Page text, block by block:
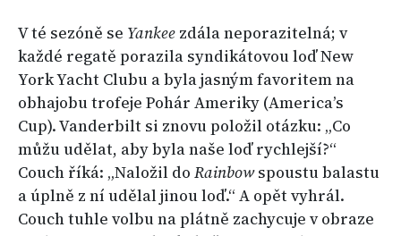
V té sezóně se Yankee zdála neporazitelná; v
každé regatě porazila syndikátovou loď New
York Yacht Clubu a byla jasným favoritem na
obhajobu trofeje Pohár Ameriky (America’s
Cup). Vanderbilt si znovu položil otázku: „Co
můžu udělat, aby byla naše loď rychlejší?“
Couch říká: „Naložil do Rainbowspoustu balastu
a úplně z ní udělal jinou loď.“ A opět vyhrál.
Couch tuhle volbu na plátně zachycuje v obraze